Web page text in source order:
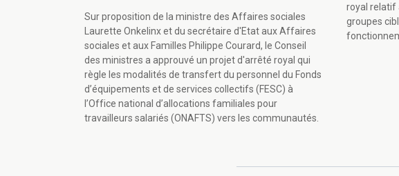
Sur proposition de la ministre des Affaires sociales
Laurette Onkelinx et du secrétaire d'Etat aux Affaires
sociales et aux Familles Philippe Courard, le Conseil
des ministres a approuvé un projet d'arrêté royal qui
règle les modalités de transfert du personnel du Fonds
d’équipements et de services collectifs (FESC) à
l’Office national d’allocations familiales pour
travailleurs salariés (ONAFTS) vers les communautés.
royal relatif
groupes